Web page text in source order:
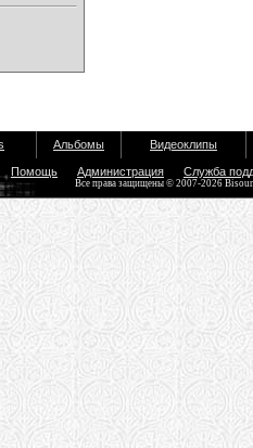
Альбомы Видеоклипы
Помощь Администрация Служба
Все права защищены © 2007-2026